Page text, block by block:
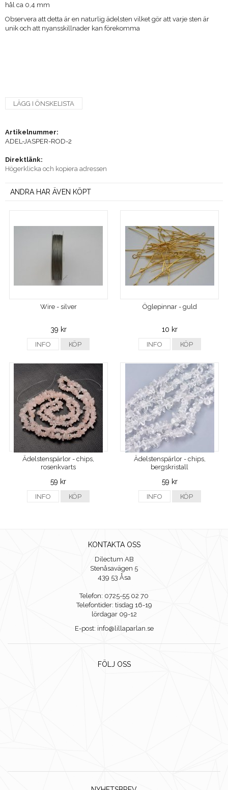
hål ca 0,4 mm
​Observera att detta är en naturlig ädelsten vilket gör att varje sten är
unik och att nyansskillnader kan förekomma
LÄGG I ÖNSKELISTA
Artikelnummer:
ADEL-JASPER-ROD-2
Direktlänk:
Högerklicka och kopiera adressen
ANDRA HAR ÄVEN KÖPT
Wire - silver
39 kr
INFO KÖP
Öglepinnar - guld
10 kr
INFO KÖP
Ädelstenspärlor - chips,
rosenkvarts
59 kr
INFO KÖP
Ädelstenspärlor - chips,
bergskristall
59 kr
INFO KÖP
KONTAKTA OSS
Dilectum AB
Stenåsavägen 5
439 53 Åsa
Telefon: 0725-55 02 70
Telefontider: tisdag 16-19
lördagar 09-12
E-post: info@lillaparlan.se
FÖLJ OSS